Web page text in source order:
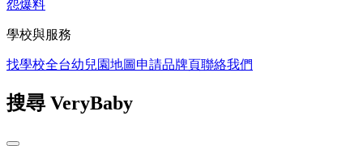
怨爆料
學校與服務
找學校全台幼兒園地圖 申請品牌頁聯絡我們
搜尋 VeryBaby